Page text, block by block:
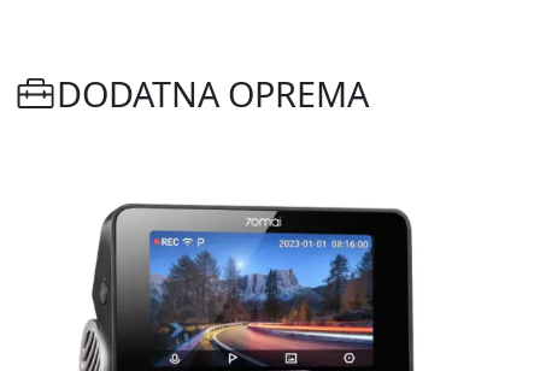
DODATNA OPREMA